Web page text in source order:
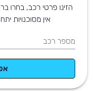
הזינו פרטי רכב, בחרו
אין מסוכנויות
מספר רכב